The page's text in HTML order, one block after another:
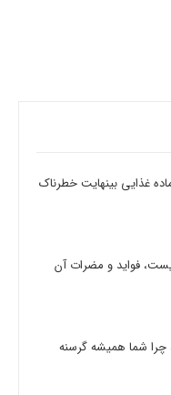
بیش از حد این 8 ماده غذایی بینهایت خطرناک
فواید و مضرات آن
چرا شما همیشه گرسنه